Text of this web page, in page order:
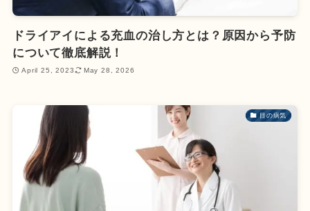
ドライアイによる充血の治し方とは？原因から予防
について徹底解説！
April 25, 2023 May 28, 2026
目の病気